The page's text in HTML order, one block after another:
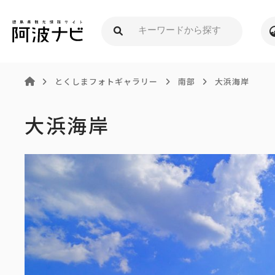
とくしまフォトギャラリー 南部 大浜海岸
大浜海岸